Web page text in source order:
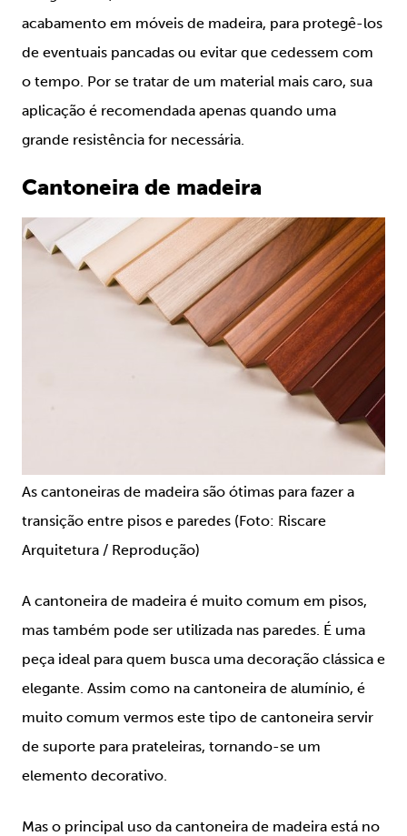
acabamento em móveis de madeira, para protegê-los
de eventuais pancadas ou evitar que cedessem com
o tempo. Por se tratar de um material mais caro, sua
aplicação é recomendada apenas quando uma
grande resistência for necessária.
Cantoneira de madeira
As cantoneiras de madeira são ótimas para fazer a
transição entre pisos e paredes (Foto: Riscare
Arquitetura / Reprodução)
A cantoneira de madeira é muito comum em pisos,
mas também pode ser utilizada nas paredes. É uma
peça ideal para quem busca uma decoração clássica e
elegante. Assim como na cantoneira de alumínio, é
muito comum vermos este tipo de cantoneira servir
de suporte para prateleiras, tornando-se um
elemento decorativo.
Mas o principal uso da cantoneira de madeira está no